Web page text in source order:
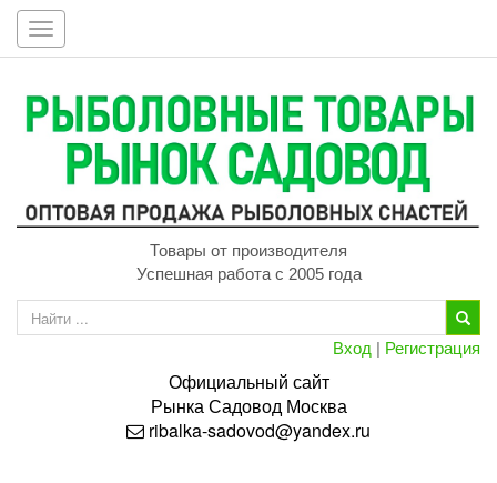
Toggle
navigation
Товары от производителя
Успешная работа с 2005 года
Вход | Регистрация
Официальный сайт
РынкаСадовод Москва
ribalka-sadovod@yandex.ru